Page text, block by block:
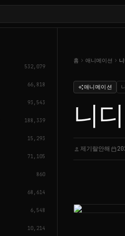
532,079
66,818
93,543
188,339
15,293
71,105
860
68,614
6,548
10,214
홈 chevron_right 애니메이션 chevron_right
auto_awesome애니메이션
니디
person 제기랄안해 calendar_today